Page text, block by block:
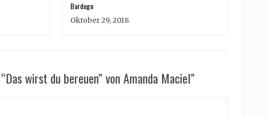
Bardugo
Oktober 29, 2018
wirst du bereuen” von Amanda Maciel”